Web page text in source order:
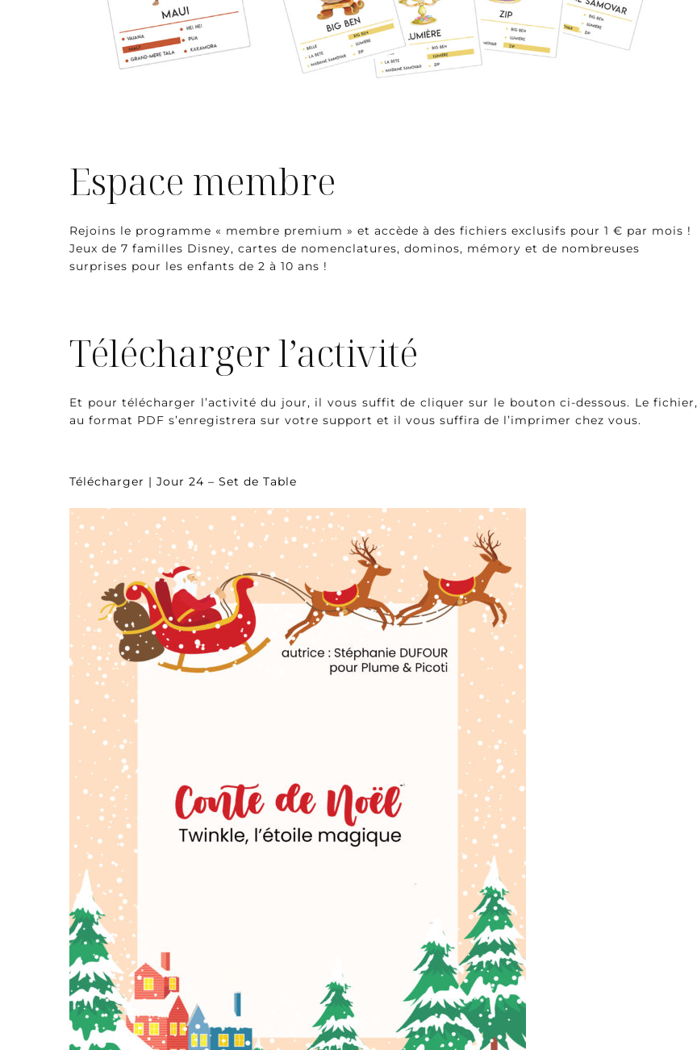
Espace membre
Rejoins le programme « membre premium » et accède à des fichiers exclusifs pour 1 € par mois !
Jeux de 7 familles Disney, cartes de nomenclatures, dominos, mémory et de nombreuses
surprises pour les enfants de 2 à 10 ans !
Télécharger l’activité
Et pour télécharger l’activité du jour, il vous suffit de cliquer sur le bouton ci-dessous. Le fichier,
au format PDF s’enregistrera sur votre support et il vous suffira de l’imprimer chez vous.
Télécharger | Jour 24 – Set de Table